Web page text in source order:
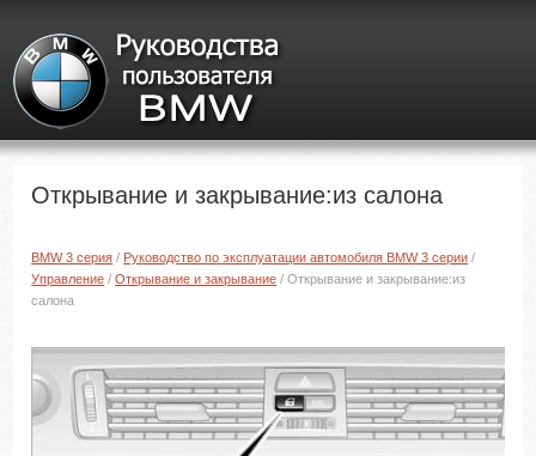
Открывание и закрывание:из салона
BMW 3 серия / Руководство по эксплуатации автомобиля BMW 3 серии /
Управление /Открывание и закрывание / Открывание и закрывание:из
салона